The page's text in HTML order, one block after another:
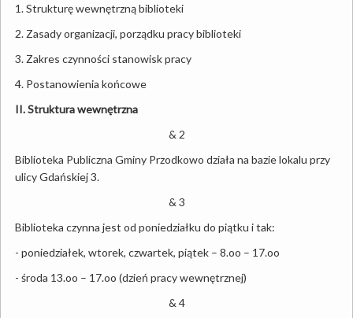
1. Strukturę wewnętrzną biblioteki
2. Zasady organizacji, porządku pracy biblioteki
3. Zakres czynności stanowisk pracy
4. Postanowienia końcowe
II. Struktura wewnętrzna
& 2
Biblioteka Publiczna Gminy Przodkowo działa na bazie lokalu przy
ulicy Gdańskiej 3.
& 3
Biblioteka czynna jest od poniedziałku do piątku i tak:
- poniedziałek, wtorek, czwartek, piątek – 8.oo – 17.oo
- środa 13.oo – 17.oo (dzień pracy wewnętrznej)
& 4